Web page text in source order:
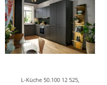
L-Küche 50.100 12 525,